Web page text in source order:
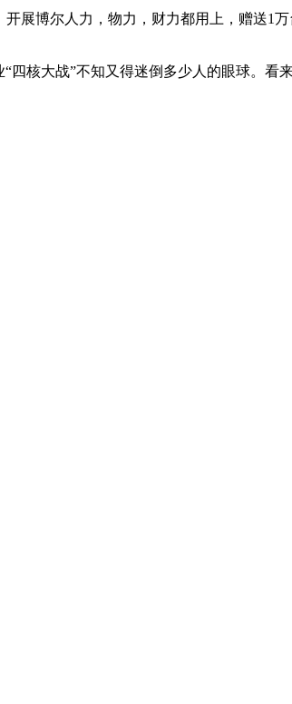
展博尔人力，物力，财力都用上，赠送1
核大战”不知又得迷倒多少人的眼球。看